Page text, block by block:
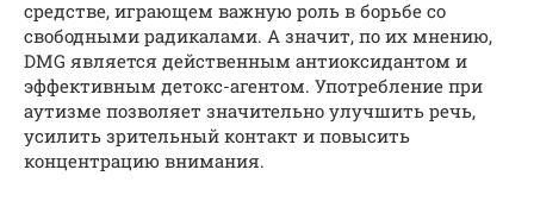
средстве, играющем важную роль в борьбе со
свободными радикалами. А значит, по их мнению,
DMG является действенным антиоксидантом и
эффективным детокс-агентом. Употребление при
аутизме позволяет значительно улучшить речь,
усилить зрительный контакт и повысить
концентрацию внимания.